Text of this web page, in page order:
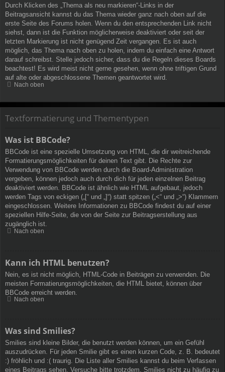
Durch Klicken des „Thema als neu markieren“-Links in der
Beitragsansicht kannst du das Thema wieder ganz nach oben auf die
erste Seite des Forums holen. Wenn du den entsprechenden Link nicht
siehst, dann ist die Funktion möglicherweise deaktiviert oder seit der
letzten Markierung ist nicht genügend Zeit vergangen. Es ist auch
möglich, das Thema nach oben zu holen, indem du einfach eine Antwort
darauf schreibst. Stelle jedoch sicher, dass du die Regeln dieses Boards
beachtest! Es wird meist nicht gerne gesehen, wenn ohne triftigen Grund
auf alte oder abgeschlossene Themen geantwortet wird.
Nach oben
Textformatierung und Thementypen
Was ist BBCode?
BBCode ist eine spezielle Umsetzung von HTML, die dir weitreichende
Formatierungsmöglichkeiten für deinen Text gibt. Die Rechte zur
Verwendung von BBCode werden durch die Board-Administration
vergeben, können jedoch auch durch dich für jeden einzelnen Beitrag
deaktiviert werden. BBCode ist ähnlich wie HTML aufgebaut, jedoch
werden Tags von eckigen („[“ und „]“) statt spitzen („<“ und „>“) Klammern
eingeschlossen. Weitere Informationen zu BBCode findest du auf einer
speziellen Hilfe-Seite, die von der Seite zur Beitragserstellung aus
zugänglich ist.
Nach oben
Kann ich HTML benutzen?
Nein, es ist nicht möglich, HTML-Code in Beiträgen zu verwenden. Die
meisten Formatierungsmöglichkeiten, die HTML bietet, können über
BBCode erreicht werden.
Nach oben
Was sind Smilies?
Smilies sind kleine Bilder, die benutzt werden können, um ein Gefühl
auszudrücken. Für jeden Smilie gibt es einen kurzen Code, z. B. bedeutet
:) fröhlich und :( traurig. Die Liste aller Smilies kannst du beim Verfassen
eines Beitrags sehen. Versuche bitte trotzdem, Smilies nicht zu häufig zu